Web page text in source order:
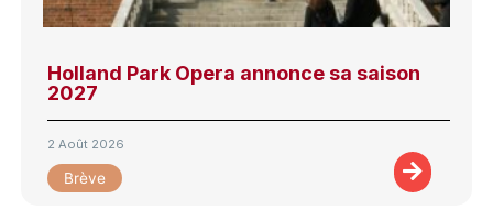
Holland Park Opera annonce sa saison
2027
2 Août 2026
Brève